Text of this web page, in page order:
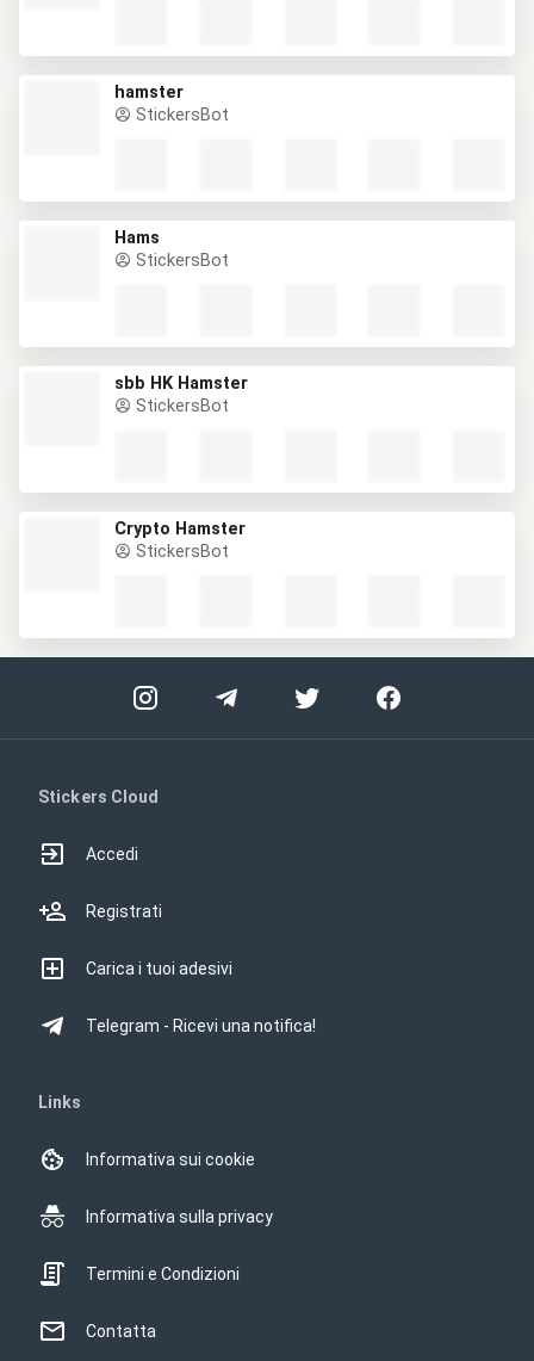
hamster
StickersBot
Hams
StickersBot
sbb HK Hamster
StickersBot
Crypto Hamster
StickersBot
Stickers Cloud
Accedi
Registrati
Carica i tuoi adesivi
Telegram - Ricevi una notifica!
Links
Informativa sui cookie
Informativa sulla privacy
Termini e Condizioni
Contatta